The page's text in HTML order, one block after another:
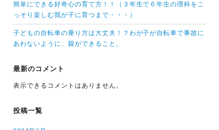
簡単にできる好奇心の育て方！！（３年生で６年生の理科をこ
っそり楽しむ我が子に育つまで・・・）
子どもの自転車の乗り方は大丈夫！？わが子が自転車で事故に
あわないように、親ができること。
最新のコメント
表示できるコメントはありません。
投稿一覧